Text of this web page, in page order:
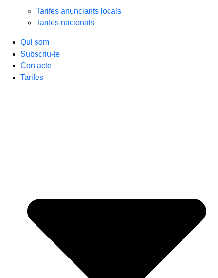
Tarifes anunciants locals
Tarifes nacionals
Qui som
Subscriu-te
Contacte
Tarifes